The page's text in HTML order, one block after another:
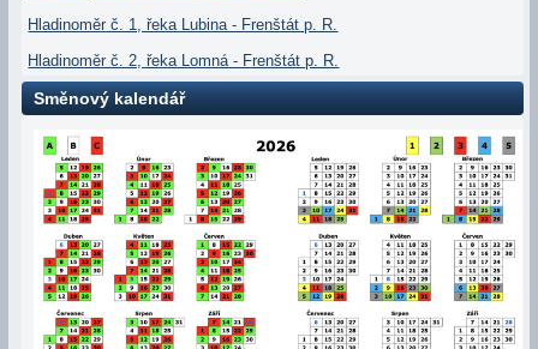
Hladinoměr č. 1, řeka Lubina - Frenštát p. R.
Hladinoměr č. 2, řeka Lomná - Frenštát p. R.
Směnový kalendář